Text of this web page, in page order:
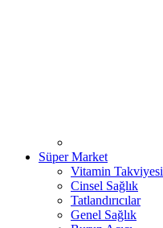
Süper Market
Vitamin Takviyesi
Cinsel Sağlık
Tatlandırıcılar
Genel Sağlık